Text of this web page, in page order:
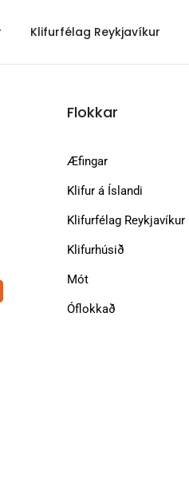
Klifurfélag Reykjavíkur
Flokkar
Æfingar
Klifur á Íslandi
Klifurfélag Reykjavíkur
Klifurhúsið
Mót
Óflokkað